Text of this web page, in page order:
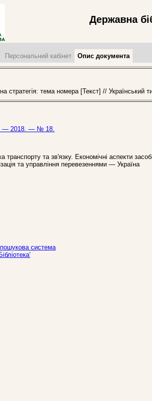
Державна
Персональний кабінет Опис документа
стратегія: тема номера [Текст] //
— 2018. — № 18.
транспорту та зв'язку. Економічні аспекти
та управління перевезеннями — Україна
пошукова система